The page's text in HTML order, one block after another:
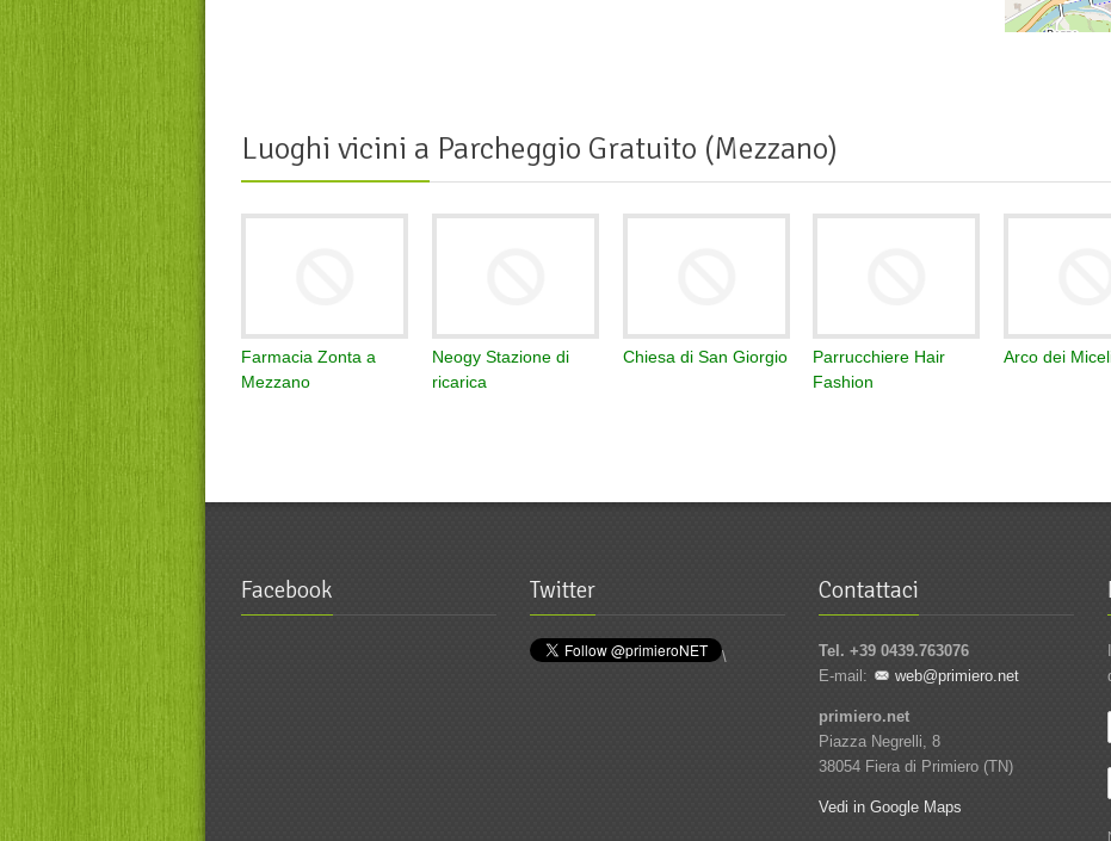
Luoghi vicini a Parcheggio Gratuito (Mezzano)
Farmacia Zonta a
Mezzano
Neogy Stazione di
ricarica
Chiesa di San Giorgio
Parrucchiere Hair
Fashion
Arco dei
Facebook Twitter
\
Contattaci
Tel. +39 0439.763076
E-mail:
web@primiero.net
primiero.net
Piazza Negrelli, 8
38054 Fiera di Primiero (TN)
Vedi in Google Maps